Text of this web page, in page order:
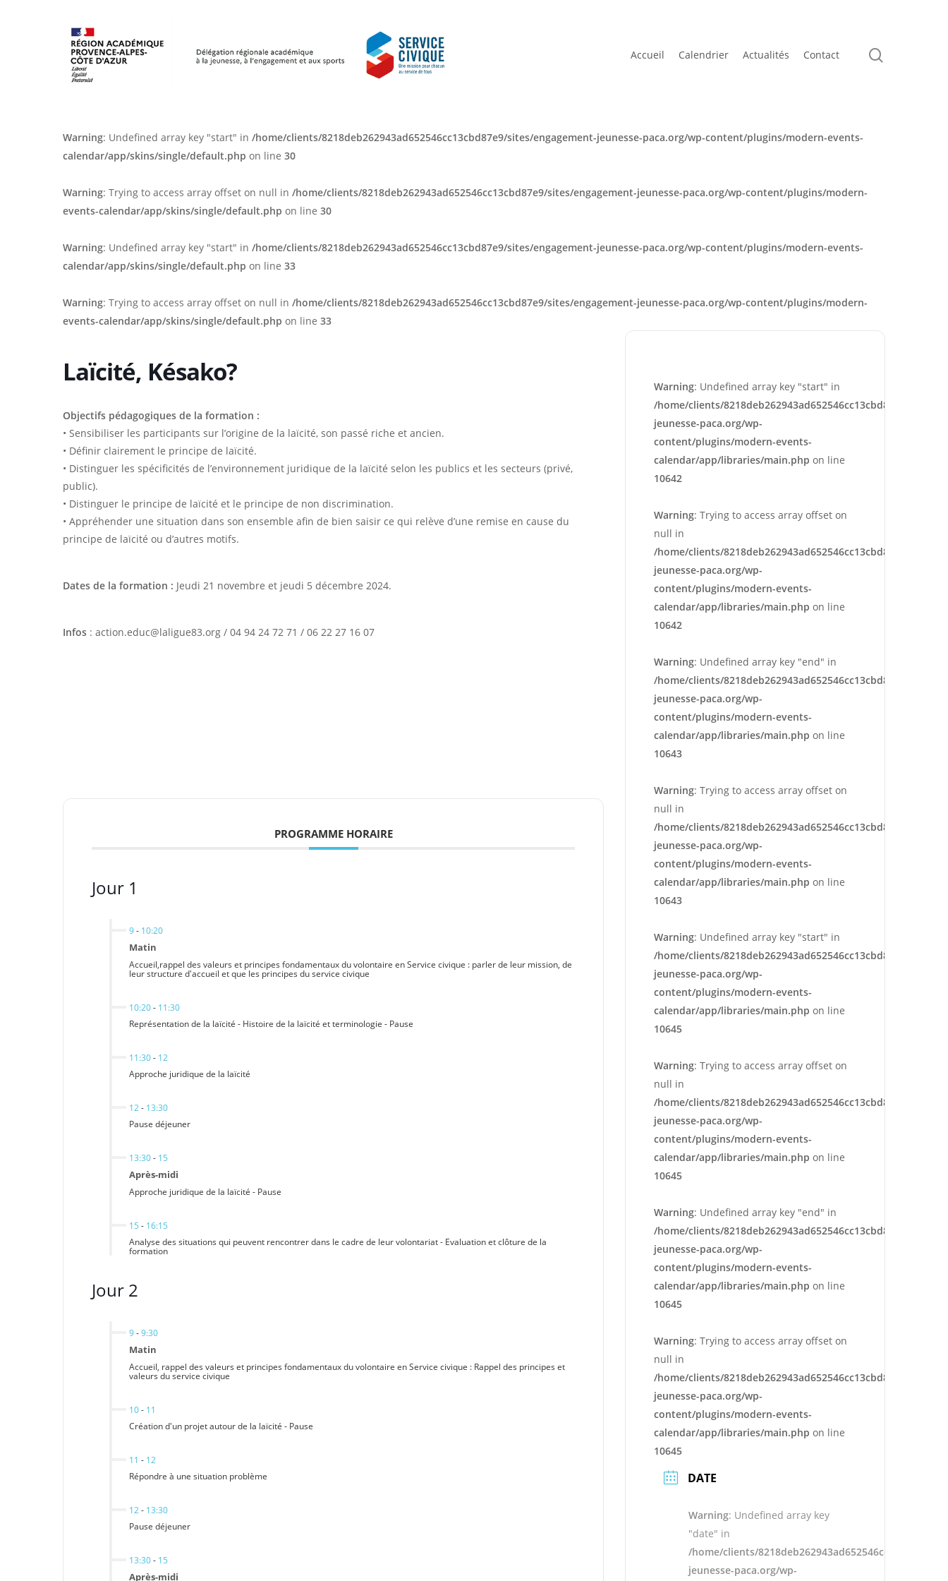
Accueil Calendrier Actualités Contact
Warning: Undefined array key "start" in /home/clients/8218deb262943ad652546cc13cbd87e9/sites/engagement-jeunesse-paca.org/wp-content/plugins/modern-events-
calendar/app/skins/single/default.php on line 30
Warning: Trying to access array offset on null in /home/clients/8218deb262943ad652546cc13cbd87e9/sites/engagement-jeunesse-paca.org/wp-content/plugins/modern-
events-calendar/app/skins/single/default.php on line 30
Warning: Undefined array key "start" in /home/clients/8218deb262943ad652546cc13cbd87e9/sites/engagement-jeunesse-paca.org/wp-content/plugins/modern-events-
calendar/app/skins/single/default.php on line 33
Warning: Trying to access array offset on null in /home/clients/8218deb262943ad652546cc13cbd87e9/sites/engagement-jeunesse-paca.org/wp-content/plugins/modern-
events-calendar/app/skins/single/default.php on line 33
Laïcité, Késako?
Objectifs pédagogiques de la formation :
• Sensibiliser les participants sur l’origine de la laïcité, son passé riche et ancien.
• Définir clairement le principe de laïcité.
• Distinguer les spécificités de l’environnement juridique de la laïcité selon les publics et les secteurs (privé,
public).
• Distinguer le principe de laïcité et le principe de non discrimination.
• Appréhender une situation dans son ensemble afin de bien saisir ce qui relève d’une remise en cause du
principe de laïcité ou d’autres motifs.
Dates de la formation : Jeudi 21 novembre et jeudi 5 décembre 2024.
Infos : action.educ@laligue83.org / 04 94 24 72 71 / 06 22 27 16 07
PROGRAMME HORAIRE
Jour 1
9- 10:20
Matin
Accueil,rappel des valeurs et principes fondamentaux du volontaire en Service civique : parler de leur mission, de
leur structure d'accueil et que les principes du service civique
10:20- 11:30
Représentation de la laïcité - Histoire de la laïcité et terminologie - Pause
11:30- 12
Approche juridique de la laïcité
12- 13:30
Pause déjeuner
13:30- 15
Après-midi
Approche juridique de la laïcité - Pause
15 - 16:15
Analyse des situations qui peuvent rencontrer dans le cadre de leur volontariat - Evaluation et clôture de la
formation
Jour 2
9-9:30
Matin
Accueil, rappel des valeurs et principes fondamentaux du volontaire en Service civique : Rappel des principes et
valeurs du service civique
10- 11
Création d'un projet autour de la laïcité - Pause
11 - 12
Répondre à une situation problème
12- 13:30
Pause déjeuner
13:30- 15
Après-midi
Warning: Undefined array key "start" in
/home/clients/8218deb262943ad652546cc13cbd87e9/sites/
jeunesse-paca.org/wp-
content/plugins/modern-events-
calendar/app/libraries/main.php on line
10642
Warning: Trying to access array offset on
null in
/home/clients/8218deb262943ad652546cc13cbd87e9/sites/
jeunesse-paca.org/wp-
content/plugins/modern-events-
calendar/app/libraries/main.php on line
10642
Warning: Undefined array key "end" in
/home/clients/8218deb262943ad652546cc13cbd87e9/sites/
jeunesse-paca.org/wp-
content/plugins/modern-events-
calendar/app/libraries/main.php on line
10643
Warning: Trying to access array offset on
null in
/home/clients/8218deb262943ad652546cc13cbd87e9/sites/
jeunesse-paca.org/wp-
content/plugins/modern-events-
calendar/app/libraries/main.php on line
10643
Warning: Undefined array key "start" in
/home/clients/8218deb262943ad652546cc13cbd87e9/sites/
jeunesse-paca.org/wp-
content/plugins/modern-events-
calendar/app/libraries/main.php on line
10645
Warning: Trying to access array offset on
null in
/home/clients/8218deb262943ad652546cc13cbd87e9/sites/
jeunesse-paca.org/wp-
content/plugins/modern-events-
calendar/app/libraries/main.php on line
10645
Warning: Undefined array key "end" in
/home/clients/8218deb262943ad652546cc13cbd87e9/sites/
jeunesse-paca.org/wp-
content/plugins/modern-events-
calendar/app/libraries/main.php on line
10645
Warning: Trying to access array offset on
null in
/home/clients/8218deb262943ad652546cc13cbd87e9/sites/
jeunesse-paca.org/wp-
content/plugins/modern-events-
calendar/app/libraries/main.php on line
10645
DATE
Warning: Undefined array key
"date" in
/home/clients/
jeunesse-paca.org/wp-